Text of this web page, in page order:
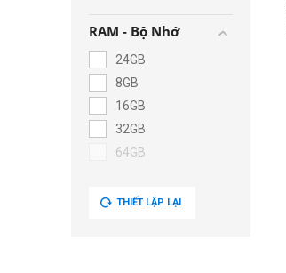
RAM - Bộ Nhớ
24GB
8GB
16GB
32GB
64GB
THIẾT LẬP LẠI